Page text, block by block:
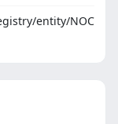
entity/NOC